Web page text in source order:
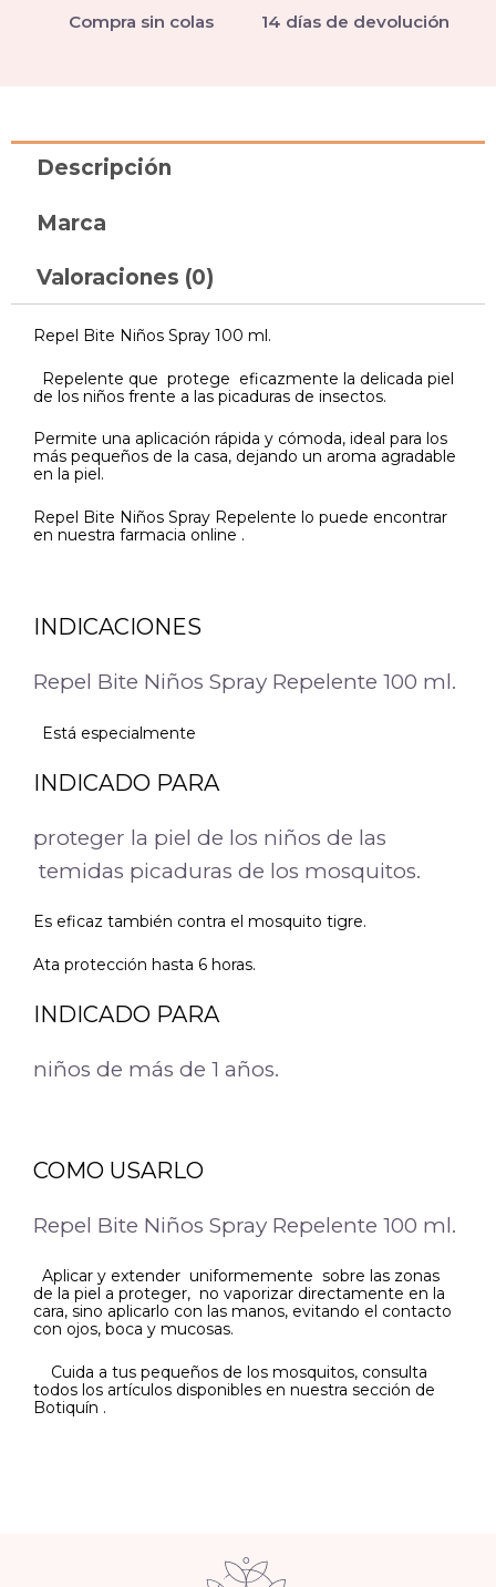
Compra sin colas 14 días de devolución
Descripción
Marca
Valoraciones (0)
Repel Bite Niños Spray 100 ml.
Repelente que protege eficazmente la delicada piel
de los niños frente a las picaduras de insectos.
Permite una aplicación rápida y cómoda, ideal para los
más pequeños de la casa, dejando un aroma agradable
en la piel.
Repel Bite Niños Spray Repelente lo puede encontrar
en nuestra farmacia online .
INDICACIONES
Repel Bite Niños Spray Repelente 100 ml.
Está especialmente
INDICADO PARA
proteger la piel de los niños de las
temidas picaduras de los mosquitos.
Es eficaz también contra el mosquito tigre.
Ata protección hasta 6 horas.
INDICADO PARA
niños de más de 1 años.
COMO USARLO
Repel Bite Niños Spray Repelente 100 ml.
Aplicar y extender uniformemente sobre las zonas
de la piel a proteger, no vaporizar directamente en la
cara, sino aplicarlo con las manos, evitando el contacto
con ojos, boca y mucosas.
Cuida a tus pequeños de los mosquitos, consulta
todos los artículos disponibles en nuestra sección de
Botiquín .